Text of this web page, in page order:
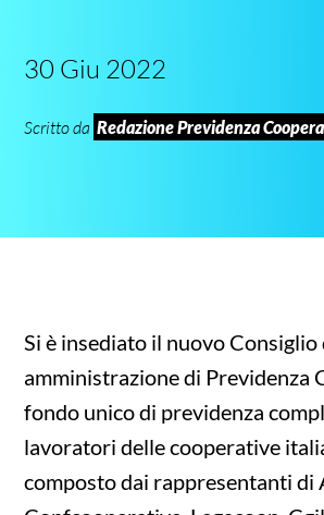
30 Giu 2022
Scritto da Redazione Previdenza
Si è insediato il nuovo Consiglio
amministrazione di Previdenza
fondo unico di previdenza
lavoratori delle cooperative
composto dai rappresentanti di